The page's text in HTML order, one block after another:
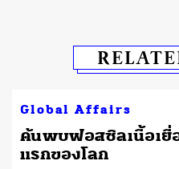
Global Affairs
ค้นพบฟอสซิลเนื้อเยื่อ
แรกของโลก